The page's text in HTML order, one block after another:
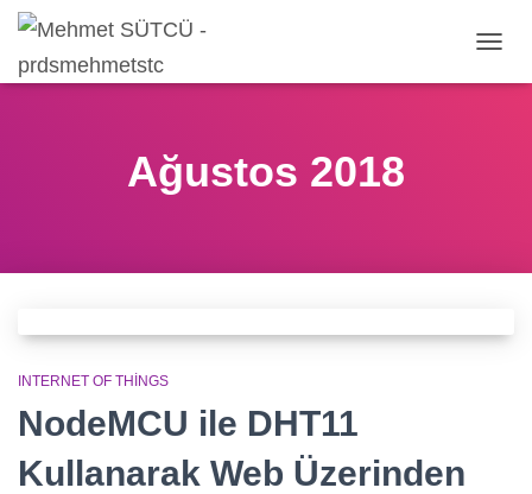
AÇ/
Ağustos 2018
INTERNET OF THINGS
NodeMCU ile DHT11
Kullanarak Web Üzerinden